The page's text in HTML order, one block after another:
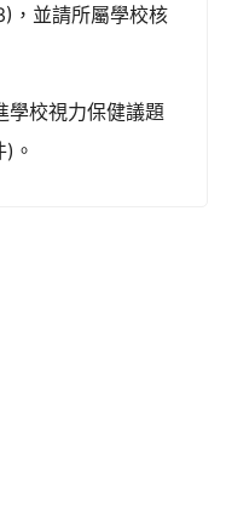
，並請所屬學校核
校視力保健議題
。